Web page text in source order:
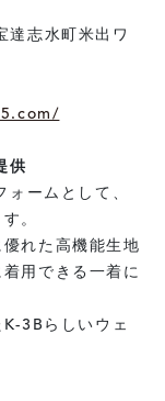
達志水町米出ワ
供
ームとして、
。
れた高機能生地
用できる一着に
3Bらしいウェ